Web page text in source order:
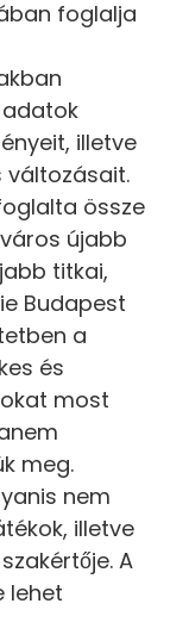
foglalja
illetve
össze
város újabb
titkai,
Budapest
a
és
most
meg.
nem
illetve
A
lehet